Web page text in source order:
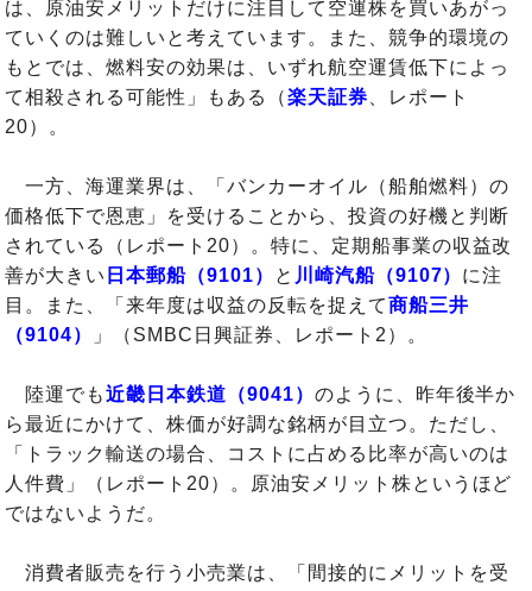
は、原油安メリットだけに注目して空運株を買いあがっ
ていくのは難しいと考えています。また、競争的環境の
もとでは、燃料安の効果は、いずれ航空運賃低下によっ
て相殺される可能性」もある（楽天証券 、レポート
20）。
一方、海運業界は、「バンカーオイル（船舶燃料）の
価格低下で恩恵」を受けることから、投資の好機と判断
されている（レポート20）。特に、定期船事業の収益改
善が大きい 日本郵船（9101） と 川崎汽船（9107） に注
目。また、「来年度は収益の反転を捉えて商船三井
（9104）
」（SMBC日興証券、レポート2）。
陸運でも近畿日本鉄道（9041） のように、昨年後半か
ら最近にかけて、株価が好調な銘柄が目立つ。ただし、
「トラック輸送の場合、コストに占める比率が高いのは
人件費」（レポート20）。原油安メリット株というほど
ではないようだ。
消費者販売を行う小売業は、「間接的にメリットを受